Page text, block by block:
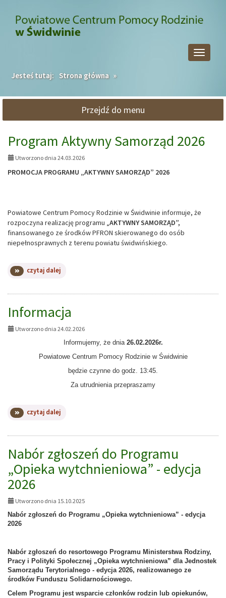
głównej
treści
wyszukiwarki
Przełącz
Jesteś tutaj: Strona główna »
Przejdź do menu
strona
1:
Program Aktywny Samorząd 2026
Utworzono dnia 24.03.2026
PROMOCJA PROGRAMU „AKTYWNY SAMORZĄD” 2026
Powiatowe Centrum Pomocy Rodzinie w Świdwinie informuje, że
rozpoczyna realizację programu „AKTYWNY SAMORZĄD”,
finansowanego ze środków PFRON skierowanego do osób
niepełnosprawnych z terenu powiatu świdwińskiego.
czytaj dalej
Aktywny
Samorząd
2026
Informacja
Utworzono dnia 24.02.2026
Informujemy, że dnia 26.02.2026r.
Powiatowe Centrum Pomocy Rodzinie w Świdwinie
będzie czynne do godz. 13:45.
Za utrudnienia przepraszamy
czytaj dalej
Nabór zgłoszeń do Programu
„Opieka wytchnieniowa” - edycja
2026
Utworzono dnia 15.10.2025
Nabór zgłoszeń do Programu „Opieka wytchnieniowa” - edycja
2026
Nabór zgłoszeń do resortowego Programu Ministerstwa Rodziny,
Pracy i Polityki Społecznej „Opieka wytchnieniowa” dla Jednostek
Samorządu Terytorialnego - edycja 2026, realizowanego ze
środków Funduszu Solidarnościowego.
Celem Programu jest wsparcie członków rodzin lub opiekunów,